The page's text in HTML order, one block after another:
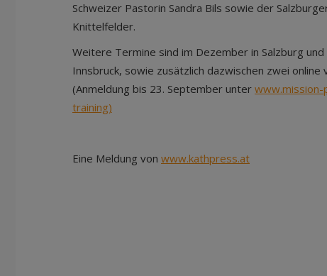
Schweizer Pastorin Sandra Bils sowie der
Knittelfelder.
Weitere Termine sind im Dezember in Salzburg
Innsbruck, sowie zusätzlich dazwischen zwei
(Anmeldung bis 23. September unter
training)
Eine Meldung von www.kathpress.at